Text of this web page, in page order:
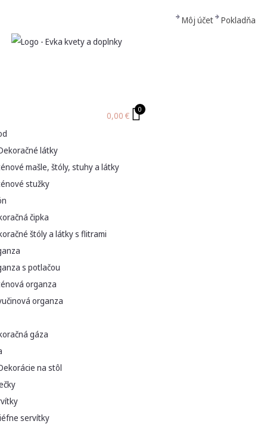
Môj účet Pokladňa
0,00 €
0
látky
mašle, štóly, stuhy a látky
stužky
čipka
štóly a látky s flitrami
s potlačou
organza
organza
gáza
na stôl
servítky